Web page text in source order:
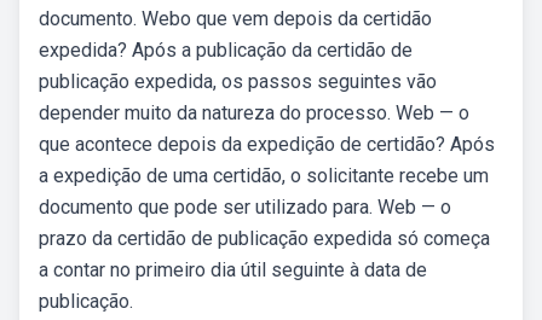
documento. Webo que vem depois da certidão
expedida? Após a publicação da certidão de
publicação expedida, os passos seguintes vão
depender muito da natureza do processo. Web — o
que acontece depois da expedição de certidão? Após
a expedição de uma certidão, o solicitante recebe um
documento que pode ser utilizado para. Web — o
prazo da certidão de publicação expedida só começa
a contar no primeiro dia útil seguinte à data de
publicação.